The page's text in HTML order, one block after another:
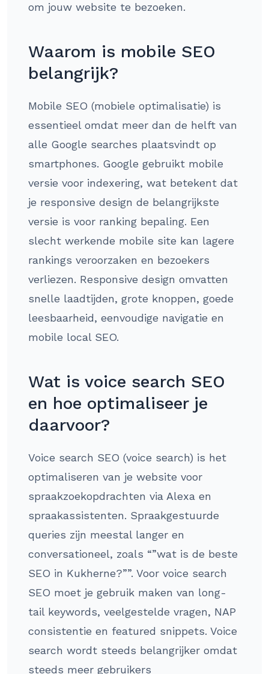
om jouw website te bezoeken.
Waarom is mobile SEO
belangrijk?
Mobile SEO (mobiele optimalisatie) is
essentieel omdat meer dan de helft van
alle Google searches plaatsvindt op
smartphones. Google gebruikt mobile
versie voor indexering, wat betekent dat
je responsive design de belangrijkste
versie is voor ranking bepaling. Een
slecht werkende mobile site kan lagere
rankings veroorzaken en bezoekers
verliezen. Responsive design omvatten
snelle laadtijden, grote knoppen, goede
leesbaarheid, eenvoudige navigatie en
mobile local SEO.
Wat is voice search SEO
en hoe optimaliseer je
daarvoor?
Voice search SEO (voice search) is het
optimaliseren van je website voor
spraakzoekopdrachten via Alexa en
spraakassistenten. Spraakgestuurde
queries zijn meestal langer en
conversationeel, zoals “”wat is de beste
SEO in Kukherne?””. Voor voice search
SEO moet je gebruik maken van long-
tail keywords, veelgestelde vragen, NAP
consistentie en featured snippets. Voice
search wordt steeds belangrijker omdat
steeds meer gebruikers